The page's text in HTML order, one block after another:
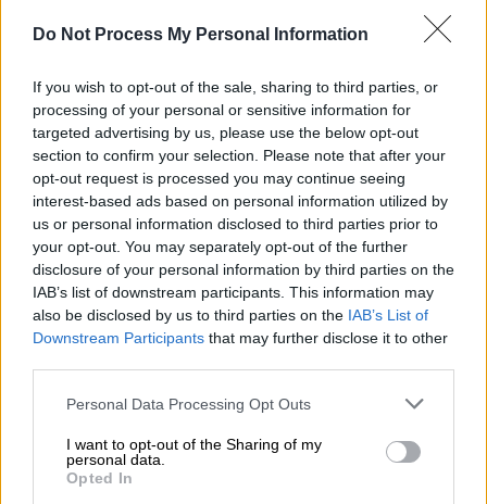
Do Not Process My Personal Information
If you wish to opt-out of the sale, sharing to third parties, or
processing of your personal or sensitive information for
targeted advertising by us, please use the below opt-out
section to confirm your selection. Please note that after your
opt-out request is processed you may continue seeing
interest-based ads based on personal information utilized by
us or personal information disclosed to third parties prior to
your opt-out. You may separately opt-out of the further
disclosure of your personal information by third parties on the
IAB’s list of downstream participants. This information may
also be disclosed by us to third parties on the IAB’s List of
Downstream Participants that may further disclose it to other
Please note that this website/app uses one or more Google
not limited to your visit or usage behaviour. You may click to
grant or deny consent to Google and its third-party tags to
use your data for below specified purposes in below Google
Personal Data Processing Opt Outs
I want to opt-out of the Sharing of my
personal data.
Opted In
Μητσοτάκης: Ανησυχία για τις
εξελίξεις στη Μέση Ανατολή -
Απαιτείται αυτοσυγκράτηση
Η διαφοροποίηση Πολάκη και η
διαφωνία Σπίρτζη
Χθες καταγράφηκε η διαφοροποίηση του
Παύλου Πολάκη ο οποίος κατέθεσε
διαφορετική πρόταση από της Επιτροπής
Θέσεων για το θέμα της επανάκτησης της
ιδιοκτησίας της Εθνικής Τράπεζας από το
όπως τα περιφερειακά λιμάνια και
αεροδρόμια. Την πρόταση της Επιτροπή